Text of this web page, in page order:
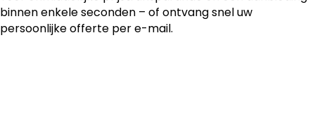
binnen enkele seconden – of ontvang snel uw
persoonlijke offerte per e-mail.